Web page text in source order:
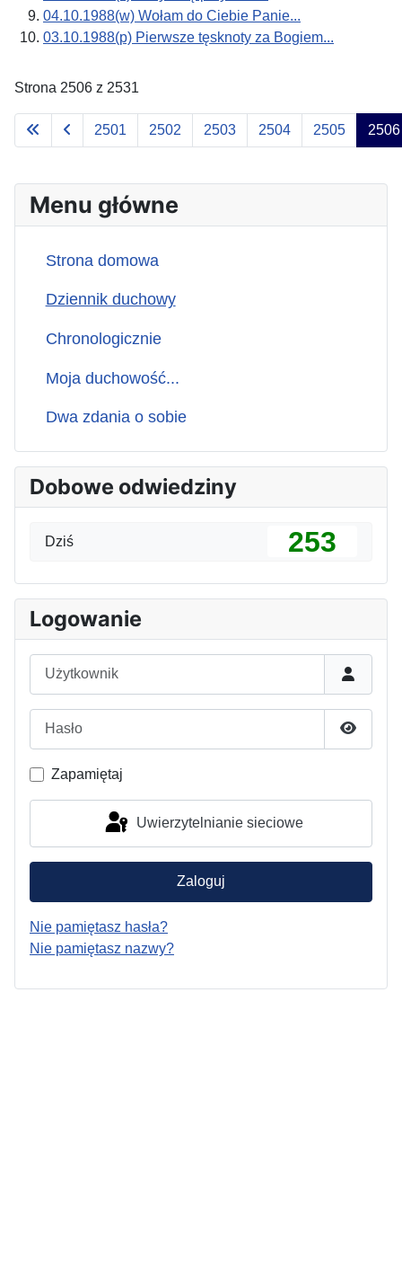
04.10.1988(w) Wołam do Ciebie Panie...
03.10.1988(p) Pierwsze tęsknoty za Bogiem...
Strona 2506 z 2531
2501 2502 2503 2504 2505 2506
Menu główne
Strona domowa
Dziennik duchowy
Chronologicznie
Moja duchowość...
Dwa zdania o sobie
Dobowe odwiedziny
Dziś 253
Logowanie
Pokaż
Zapamiętaj
Uwierzytelnianie sieciowe
Zaloguj
Nie pamiętasz hasła?
Nie pamiętasz nazwy?